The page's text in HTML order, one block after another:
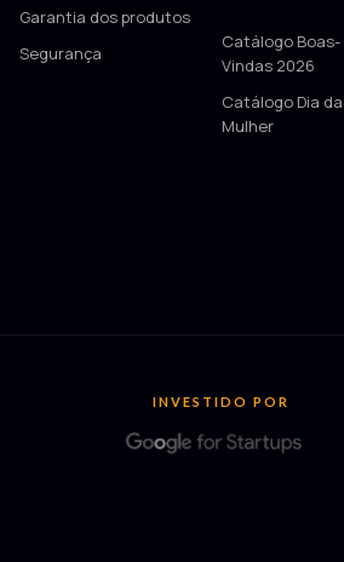
Garantia dos produtos
Segurança
Catálogo Boas-
Vindas 2026
Catálogo Dia da
Mulher
INVESTIDO POR